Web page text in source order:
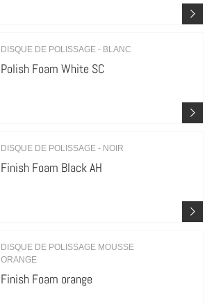
DISQUE DE POLISSAGE - BLANC
Polish Foam White SC
DISQUE DE POLISSAGE - NOIR
Finish Foam Black AH
DISQUE DE POLISSAGE MOUSSE
ORANGE
Finish Foam orange